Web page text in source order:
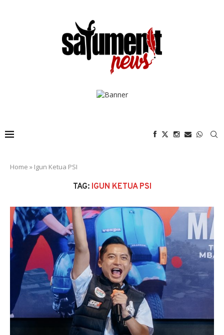
Home » Igun Ketua PSI
TAG: IGUN KETUA PSI